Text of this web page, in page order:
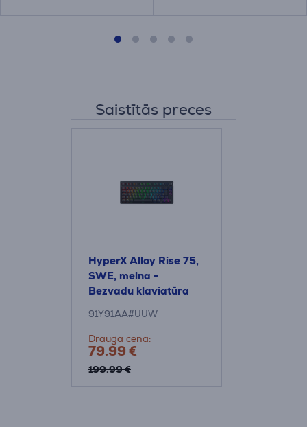
Saistītās preces
HyperX Alloy Rise 75,
SWE, melna -
Bezvadu klaviatūra
91Y91AA#UUW
Drauga cena:
79.99 €
199.99 €